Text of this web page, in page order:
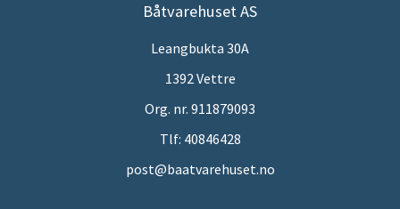
Båtvarehuset AS
Leangbukta 30A
1392 Vettre
Org. nr. 911879093
Tlf: 40846428
post@baatvarehuset.no